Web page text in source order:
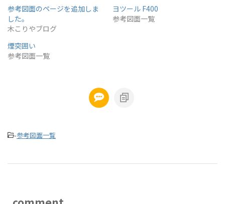
参考図面のページを追加しま
した。
木こりやブログ
ヨツール F400
参考図面一覧
煙突囲い
参考図面一覧
-参考図面一覧